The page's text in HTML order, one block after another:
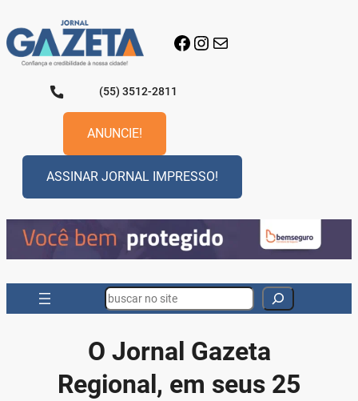
para
o
conteúdo
Facebook
Instagram
E-mail
(55) 3512-2811
ANUNCIE!
ASSINAR JORNAL IMPRESSO!
Search
O Jornal Gazeta
Regional, em seus 25